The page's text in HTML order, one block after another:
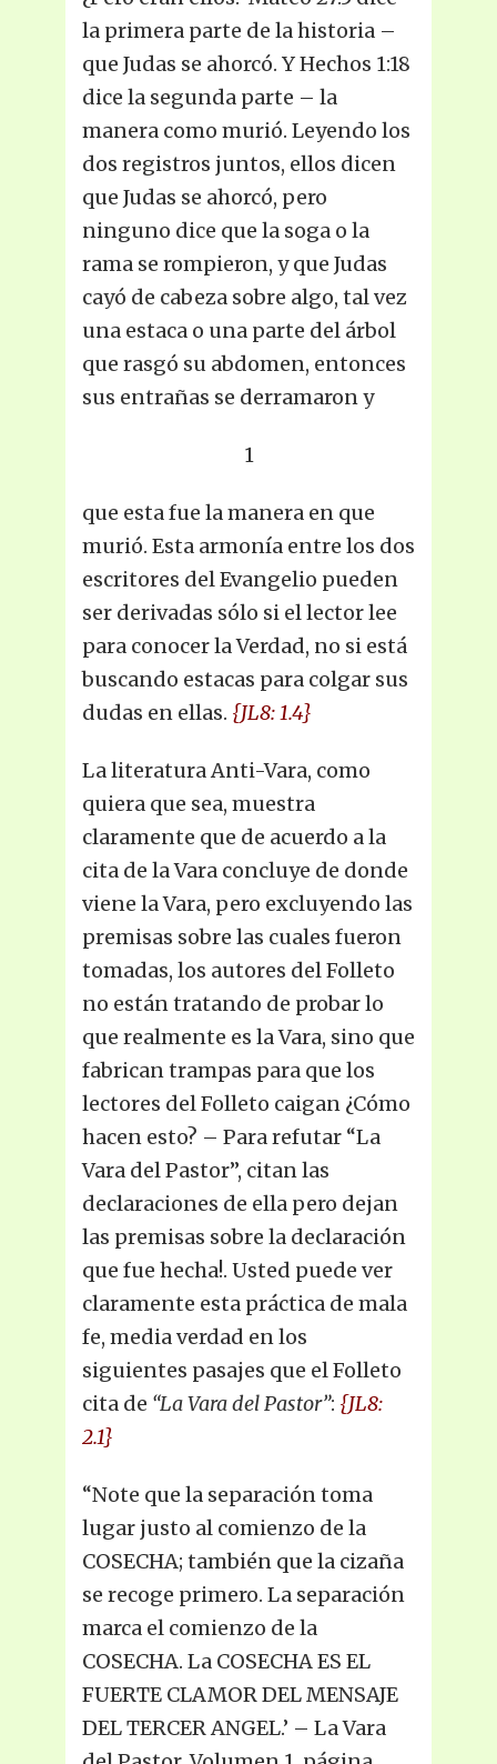
la primera parte de la historia –
que Judas se ahorcó. Y Hechos 1:18
dice la segunda parte – la
manera como murió. Leyendo los
dos registros juntos, ellos dicen
que Judas se ahorcó, pero
ninguno dice que la soga o la
rama se rompieron, y que Judas
cayó de cabeza sobre algo, tal vez
una estaca o una parte del árbol
que rasgó su abdomen, entonces
sus entrañas se derramaron y
1
que esta fue la manera en que
murió. Esta armonía entre los dos
escritores del Evangelio pueden
ser derivadas sólo si el lector lee
para conocer la Verdad, no si está
buscando estacas para colgar sus
dudas en ellas. {JL8: 1.4}
La literatura Anti-Vara, como
quiera que sea, muestra
claramente que de acuerdo a la
cita de la Vara concluye de donde
viene la Vara, pero excluyendo las
premisas sobre las cuales fueron
tomadas, los autores del Folleto
no están tratando de probar lo
que realmente es la Vara, sino que
fabrican trampas para que los
lectores del Folleto caigan ¿Cómo
hacen esto? – Para refutar “La
Vara del Pastor”, citan las
declaraciones de ella pero dejan
las premisas sobre la declaración
que fue hecha!. Usted puede ver
claramente esta práctica de mala
fe, media verdad en los
siguientes pasajes que el Folleto
cita de “La Vara del Pastor”: {JL8:
2.1}
“Note que la separación toma
lugar justo al comienzo de la
COSECHA; también que la cizaña
se recoge primero. La separación
marca el comienzo de la
COSECHA. La COSECHA ES EL
FUERTE CLAMOR DEL MENSAJE
DEL TERCER ANGEL.’ – La Vara